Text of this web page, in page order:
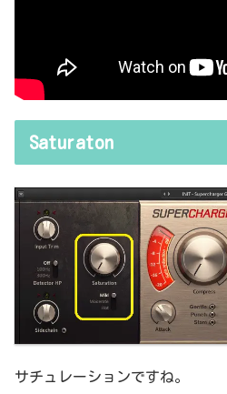
Saturaton
サチュレーションですね。